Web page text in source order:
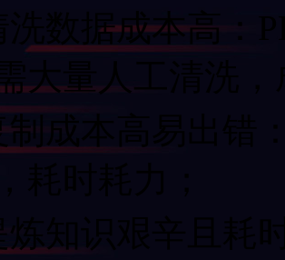
洗数据成本高：
大量人工清洗
制成本高易出错
耗时耗力；
炼知识艰辛且耗